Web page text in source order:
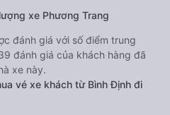
xe Phương Trang
đánh giá với số điểm trung
đánh giá của khách hàng đã
xe này.
vé xe khách từ Bình Định đi